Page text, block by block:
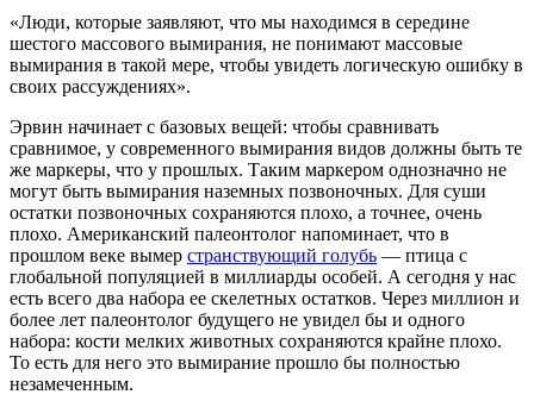
«Люди, которые заявляют, что мы находимся в середине
шестого массового вымирания, не понимают массовые
вымирания в такой мере, чтобы увидеть логическую ошибку в
своих рассуждениях».
Эрвин начинает с базовых вещей: чтобы сравнивать
сравнимое, у современного вымирания видов должны быть те
же маркеры, что у прошлых. Таким маркером однозначно не
могут быть вымирания наземных позвоночных. Для суши
остатки позвоночных сохраняются плохо, а точнее, очень
плохо. Американский палеонтолог напоминает, что в
прошлом веке вымер странствующий голубь — птица с
глобальной популяцией в миллиарды особей. А сегодня у нас
есть всего два набора ее скелетных остатков. Через миллион и
более лет палеонтолог будущего не увидел бы и одного
набора: кости мелких животных сохраняются крайне плохо.
То есть для него это вымирание прошло бы полностью
незамеченным.